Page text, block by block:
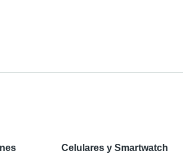
Celulares y Smartwatch